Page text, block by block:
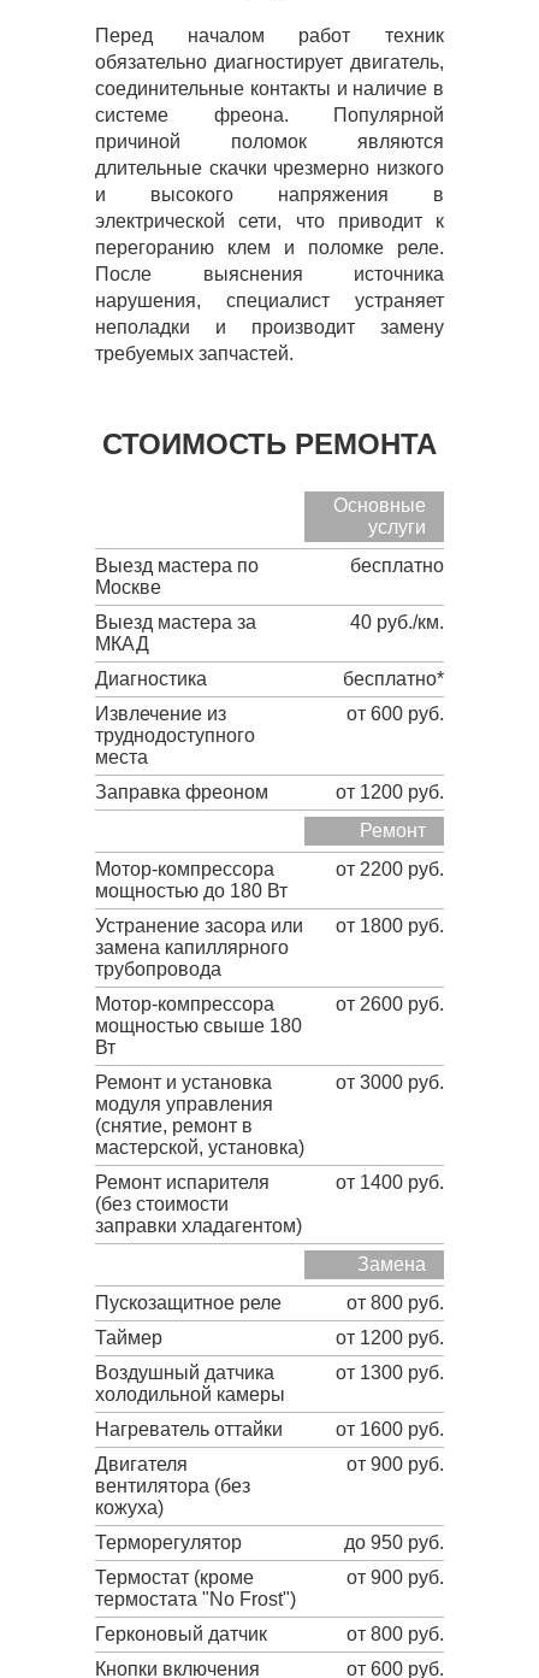
Перед началом работ техник
обязательно диагностирует двигатель,
соединительные контакты и наличие в
системе фреона. Популярной
причиной поломок являются
длительные скачки чрезмерно низкого
и высокого напряжения в
электрической сети, что приводит к
перегоранию клем и поломке реле.
После выяснения источника
нарушения, специалист устраняет
неполадки и производит замену
требуемых запчастей.
СТОИМОСТЬ РЕМОНТА
Основные
услуги
Выезд мастера по
Москве
бесплатно
Выезд мастера за
МКАД
40 руб./км.
Диагностика
бесплатно*
Извлечение из
труднодоступного
места
от 600 руб.
Заправка фреоном
от 1200 руб.
Ремонт
Мотор-компрессора
мощностью до 180 Вт
от 2200 руб.
Устранение засора или
замена капиллярного
трубопровода
от 1800 руб.
Мотор-компрессора
мощностью свыше 180
Вт
от 2600 руб.
Ремонт и установка
модуля управления
(снятие, ремонт в
мастерской, установка)
от 3000 руб.
Ремонт испарителя
(без стоимости
заправки хладагентом)
от 1400 руб.
Замена
Пускозащитное реле
от 800 руб.
Таймер
от 1200 руб.
Воздушный датчика
холодильной камеры
от 1300 руб.
Нагреватель оттайки
от 1600 руб.
Двигателя
вентилятора (без
кожуха)
от 900 руб.
Терморегулятор
до 950 руб.
Термостат (кроме
термостата "No Frost")
от 900 руб.
Герконовый датчик
от 800 руб.
Кнопки включения
от 600 руб.